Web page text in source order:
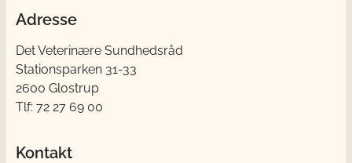
Adresse
Det Veterinære Sundhedsråd
Stationsparken 31-33
2600 Glostrup
Tlf: 72 27 69 00
Kontakt